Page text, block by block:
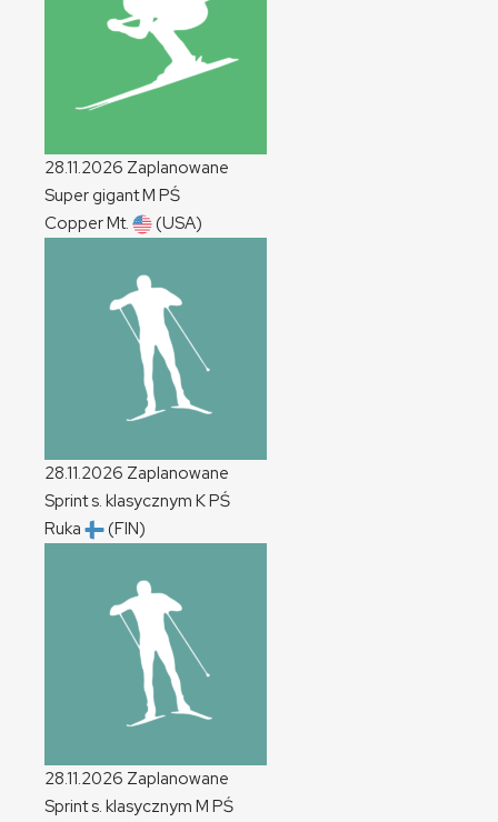
28.11.2026 Zaplanowane
Super gigantM PŚ
Copper Mt.
(USA)
28.11.2026 Zaplanowane
Sprint s. klasycznym KPŚ
Ruka
(FIN)
28.11.2026 Zaplanowane
Sprint s. klasycznym M PŚ